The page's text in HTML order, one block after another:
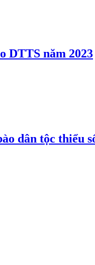
DTTS năm 2023
dân tộc thiểu